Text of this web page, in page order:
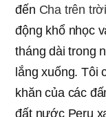
đến Cha trên trời
động khổ nhọc
tháng dài trong
lắng xuống. Tôi
khăn của các
đất nước Peru